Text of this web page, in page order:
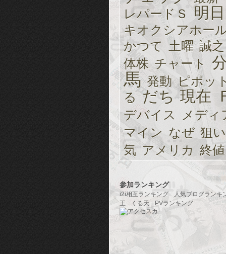
レパードＳ 明日
キオクシアホー
かつて
土曜 誠之
体株 チャート
馬 発動 ピポッ
る だち 現在
デバイス
メディ
マイン なぜ 狙い
気 アメリカ 終値
参加ランキング
i2i相互ランキング
人気ブログランキ
王
くる天 PVランキング